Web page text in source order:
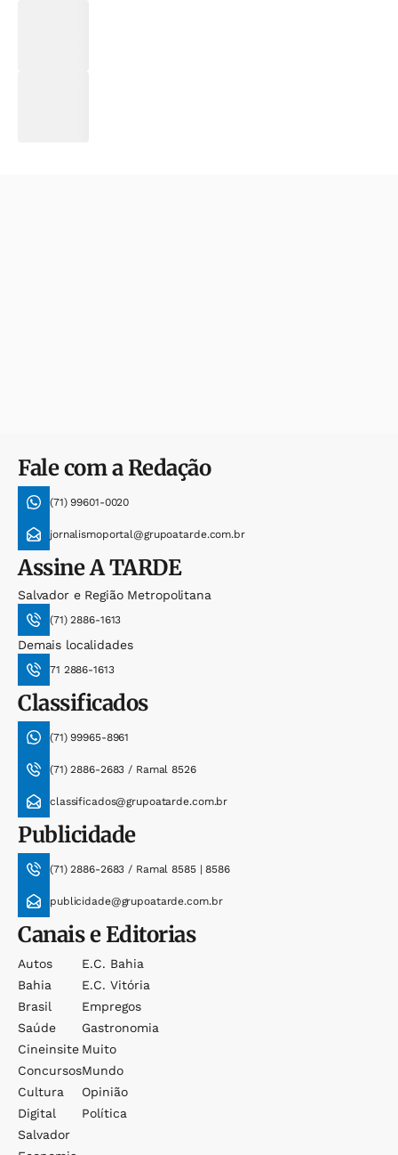
Fale com a Redação
(71) 99601-0020
jornalismoportal@grupoatarde.com.br
AssineA TARDE
Salvador e Região Metropolitana
(71) 2886-1613
Demais localidades
71 2886-1613
Classificados
(71) 99965-8961
(71) 2886-2683 / Ramal 8526
classificados@grupoatarde.com.br
Publicidade
(71) 2886-2683 / Ramal 8585 | 8586
publicidade@grupoatarde.com.br
Canais e Editorias
Autos
Bahia
Brasil
Saúde
Cineinsite
Concursos
Cultura
Digital
Salvador
E.c. Bahia
E.c. Vitória
Empregos
Gastronomia
Muito
Mundo
Opinião
Política